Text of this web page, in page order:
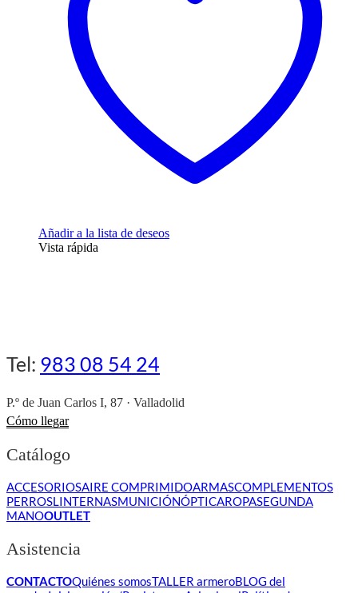
Añadir a la lista de deseos
Vista rápida
Tel: 983 08 54 24
P.º de Juan Carlos I, 87 · Valladolid
Cómo llegar
Catálogo
ACCESORIOSAIRE COMPRIMIDOARMASCOMPLEMENTOS
PERROSLINTERNASMUNICIÓNÓPTICAROPASEGUNDA
MANOOUTLET
Asistencia
CONTACTOQuiénes somosTALLER armeroBLOG del